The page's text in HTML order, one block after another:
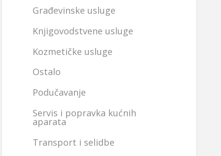
Građevinske usluge
Knjigovodstvene usluge
Kozmetičke usluge
Ostalo
Podučavanje
Servis i popravka kućnih
aparata
Transport i selidbe